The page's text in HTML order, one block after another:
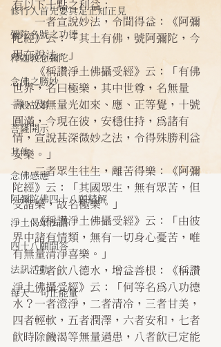
修行人首先要具足正知正見
彌陀名號之功德
釋迦教念彌陀
念佛之勝妙
一般故事
菩薩開示
其他
念佛感應
阿彌陀佛四十八願精解
淨土偈頌法語
四十八願問答
法訊活動
每天一句正能量
有以下十點之利益：
    一者宣說妙法，令聞得益：《阿彌
陀經》云：「其土有佛，號阿彌陀，今
現在說法。」
世界，名曰極樂，其中世尊，名無量
壽，及無量光如來、應、正等覺，十號
圓滿，今現在彼，安穩住持，為諸有
情，宣說甚深微妙之法，令得殊勝利益
安樂。」
    二者眾生往生，離苦得樂：《阿彌
陀經》云：「其國眾生，無有眾苦，但
受諸樂，故名極樂。」
    《稱讚淨土佛攝受經》云：「由彼
界中諸有情類，無有一切身心憂苦，唯
有無量清淨喜樂。」
    三者飲八德水，增益善根：《稱讚
淨土佛攝受經》云：「何等名為八功德
水？一者澄淨，二者清冷，三者甘美，
四者輕軟，五者潤澤，六者安和，七者
飲時除饑渴等無量過患，八者飲已定能